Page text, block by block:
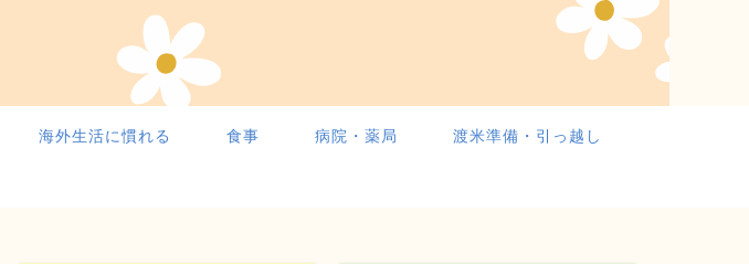
海外生活に慣れる 食事 病院・薬局 渡米準備・引っ越し